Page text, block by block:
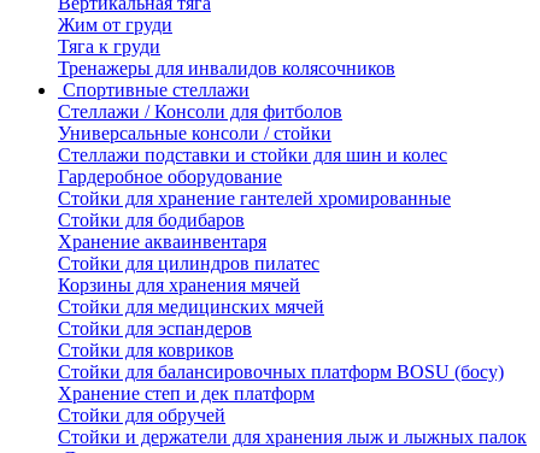
Жим от груди
Тяга к груди
Тренажеры для инвалидов колясочников
Спортивные стеллажи
Стеллажи / Консоли для фитболов
Универсальные консоли / стойки
Стеллажи подставки и стойки для шин и колес
Гардеробное оборудование
Стойки для хранение гантелей хромированные
Стойки для бодибаров
Хранение акваинвентаря
Стойки для цилиндров пилатес
Корзины для хранения мячей
Стойки для медицинских мячей
Стойки для эспандеров
Стойки для ковриков
Стойки для балансировочных платформ BOSU (босу)
Хранение степ и дек платформ
Стойки для обручей
Стойки и держатели для хранения лыж и лыжных палок